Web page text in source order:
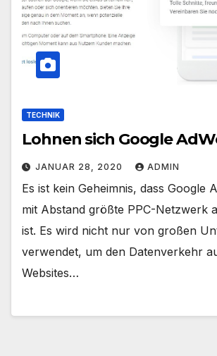
TECHNIK
Lohnen sich Google
JANUAR 28, 2020 ADMIN
Es ist kein Geheimnis, dass Google
mit Abstand größte PPC-Netzwerk
ist. Es wird nicht nur von großen
verwendet, um den Datenverkehr
Websites…